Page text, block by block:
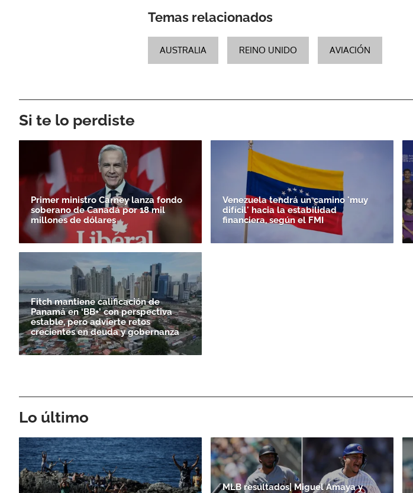
Temas relacionados
AUSTRALIA REINO UNIDO AVIACIÓN
Si te lo perdiste
Primer ministro Carney lanza fondo
soberano de Canadá por 18 mil
millones de dólares
Venezuela tendrá un camino 'muy
difícil' hacia la estabilidad
financiera, según el FMI
Fitch mantiene calificación de
Panamá en ‘BB+’ con perspectiva
estable, pero advierte retos
crecientes en deuda y gobernanza
Lo último
MLB resultados| Miguel Amaya y